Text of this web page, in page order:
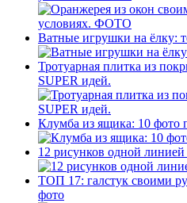
Ватные игрушки на ёлку:
Тротуарная плитка из
SUPER идей.
Клумба из ящика: 10 фото
12 рисунков одной
ТОП 17: галстук своими
фото